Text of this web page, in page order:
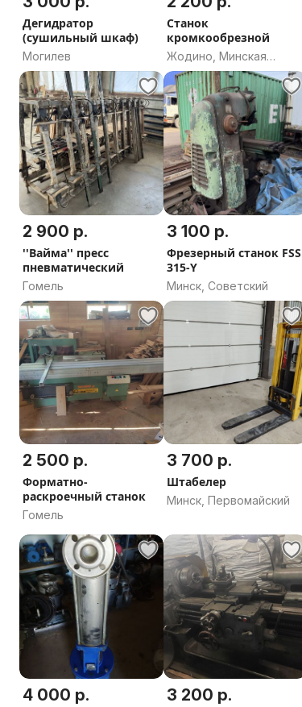
Дегидратор
(сушильный шкаф)
Могилев
Станок
кромкообрезной
Жодино, Минская
область
2 900 р.
''Вайма'' пресс
пневматический
Гомель
3 100 р.
Фрезерный станок FSS
315-Y
Минск, Советский
2 500 р.
Форматно-
раскроечный станок
Гомель
3 700 р.
Штабелер
Минск, Первомайский
4 000 р. 3 200 р.